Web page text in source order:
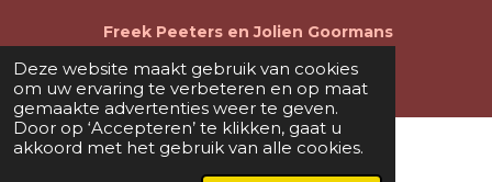
Deze website maakt gebruik van cookies
om uw ervaring te verbeteren en op maat
gemaakte advertenties weer te geven.
Door op ‘Accepteren’ te klikken, gaat u
akkoord met het gebruik van alle cookies.
m
Freek Peeters en Jolien Goormans
© 2026 JOLI